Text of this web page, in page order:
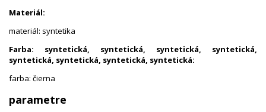
Materiál:
materiál: syntetika
Farba: syntetická, syntetická, syntetická, syntetická,
syntetická, syntetická, syntetická, syntetická:
farba: čierna
parametre